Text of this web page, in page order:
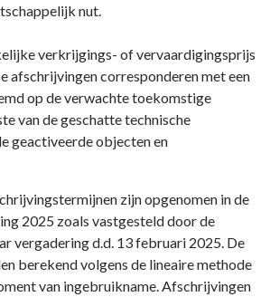
nut.
verkrijgings- of vervaardigingsprijs
afschrijvingen corresponderen met een
op de verwachte toekomstige
van de geschatte technische
geactiveerde objecten en
zijn opgenomen in de
2025 zoals vastgesteld door de
vergadering d.d. 13 februari 2025. De
berekend volgens de lineaire methode
van ingebruikname. Afschrijvingen